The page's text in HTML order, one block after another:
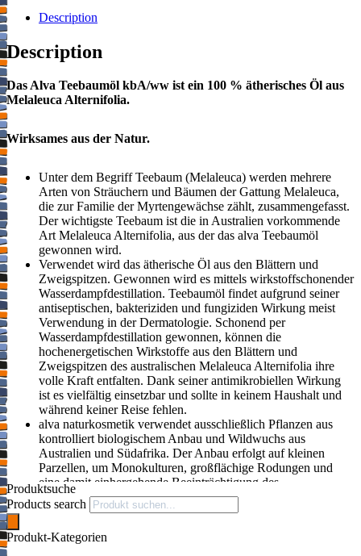
Description
Description
Das Alva Teebaumöl kbA/ww ist ein 100 % ätherisches Öl aus
Melaleuca Alternifolia.
Wirksames aus der Natur.
Unter dem Begriff Teebaum (Melaleuca) werden mehrere
Arten von Sträuchern und Bäumen der Gattung Melaleuca,
die zur Familie der Myrtengewächse zählt, zusammengefasst.
Der wichtigste Teebaum ist die in Australien vorkommende
Art Melaleuca Alternifolia, aus der das alva Teebaumöl
gewonnen wird.
Verwendet wird das ätherische Öl aus den Blättern und
Zweigspitzen. Gewonnen wird es mittels wirkstoffschonender
Wasserdampfdestillation. Teebaumöl findet aufgrund seiner
antiseptischen, bakteriziden und fungiziden Wirkung meist
Verwendung in der Dermatologie. Schonend per
Wasserdampfdestillation gewonnen, können die
hochenergetischen Wirkstoffe aus den Blättern und
Zweigspitzen des australischen Melaleuca Alternifolia ihre
volle Kraft entfalten. Dank seiner antimikrobiellen Wirkung
ist es vielfältig einsetzbar und sollte in keinem Haushalt und
während keiner Reise fehlen.
alva naturkosmetik verwendet ausschließlich Pflanzen aus
kontrolliert biologischem Anbau und Wildwuchs aus
Australien und Südafrika. Der Anbau erfolgt auf kleinen
Parzellen, um Monokulturen, großflächige Rodungen und
eine damit einhergehende Beeinträchtigung des
Grundwasserspiegels auszuschließen. Die Bewässerung
erfolgt mittels Sprinklern direkt nach der Pflanzung und
Spritzmittel oder Kunstdünger verwendet, die
Produktsuche
Products search
Produkt-Kategorien